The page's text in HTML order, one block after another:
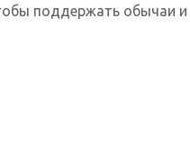
поддержать обычаи и